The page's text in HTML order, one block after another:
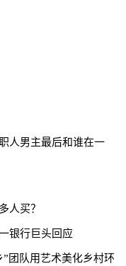
人男主最后和谁在一
人买？
银行巨头回应
团队用艺术美化乡村环